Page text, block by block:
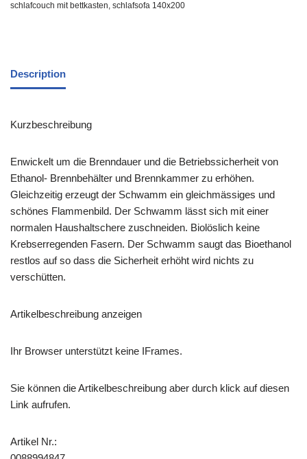
schlafcouch mit bettkasten, schlafsofa 140x200
Description
Kurzbeschreibung
Enwickelt um die Brenndauer und die Betriebssicherheit von
Ethanol- Brennbehälter und Brennkammer zu erhöhen.
Gleichzeitig erzeugt der Schwamm ein gleichmässiges und
schönes Flammenbild. Der Schwamm lässt sich mit einer
normalen Haushaltschere zuschneiden. Biolöslich keine
Krebserregenden Fasern. Der Schwamm saugt das Bioethanol
restlos auf so dass die Sicherheit erhöht wird nichts zu
verschütten.
Artikelbeschreibung anzeigen
Ihr Browser unterstützt keine IFrames.
Sie können die Artikelbeschreibung aber durch klick auf diesen
Link aufrufen.
Artikel Nr.: